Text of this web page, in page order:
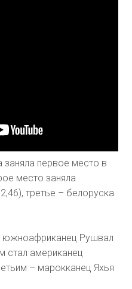
первое место в
место заняла
третье – белоруска
южноафриканец Рушвал
стал американец
– марокканец Яхья